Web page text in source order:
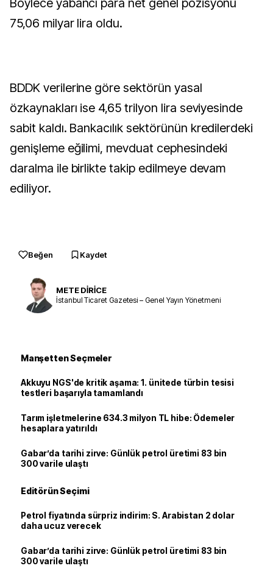
Böylece yabancı para net genel pozisyonu
75,06 milyar lira oldu.
BDDK verilerine göre sektörün yasal
özkaynakları ise 4,65 trilyon lira seviyesinde
sabit kaldı. Bankacılık sektörünün kredilerdeki
genişleme eğilimi, mevduat cephesindeki
daralma ile birlikte takip edilmeye devam
ediliyor.
Beğen Kaydet
METE DİRİCE
İstanbul Ticaret Gazetesi – Genel Yayın Yönetmeni
Manşetten Seçmeler
Akkuyu NGS'de kritik aşama: 1. ünitede türbin tesisi
testleri başarıyla tamamlandı
Tarım işletmelerine 634.3 milyon TL hibe: Ödemeler
hesaplara yatırıldı
Gabar’da tarihi zirve: Günlük petrol üretimi 83 bin
300 varile ulaştı
Editörün Seçimi
Petrol fiyatında sürpriz indirim: S. Arabistan 2 dolar
daha ucuz verecek
Gabar’da tarihi zirve: Günlük petrol üretimi 83 bin
300 varile ulaştı